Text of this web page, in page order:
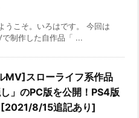
うこそ。いろはです。 今回は
で制作した自作品「 ...
MV]スローライフ系作品
し」のPC版を公開！PS4版
[2021/8/15追記あり]